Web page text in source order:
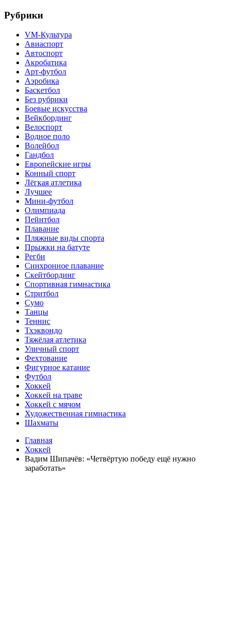
Рубрики
VM-Культура
Авиаспорт
Автоспорт
Акробатика
Арт-футбол
Аэробика
Баскетбол
Без рубрики
Боевые искусства
Вейкбординг
Велоспорт
Водное поло
Волейбол
Гандбол
Европейские игры
Конный спорт
Лёгкая атлетика
Лучшее
Мини-футбол
Олимпиада
Пейнтбол
Плавание
Пляжные виды спорта
Прыжки на батуте
Регби
Синхронное плавание
Скейтбординг
Спортивная гимнастика
Стритбол
Сумо
Танцы
Теннис
Тхэквондо
Тяжёлая атлетика
Уличный спорт
Фехтование
Фигурное катание
Футбол
Хоккей
Хоккей на траве
Хоккей с мячом
Художественная гимнастика
Шахматы
Главная
Хоккей
Вадим Шипачёв: «Четвёртую победу ещё нужно
заработать»